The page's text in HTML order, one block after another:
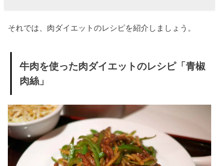
それでは、肉ダイエットのレシピを紹介しましょう。
牛肉を使った肉ダイエットのレシピ「青椒
肉絲」